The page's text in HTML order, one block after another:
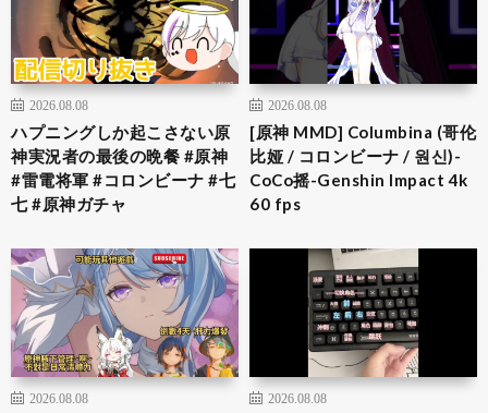
2026.08.08
ハプニングしか起こさない原
神実況者の最後の晩餐 #原神
#雷電将軍 #コロンビーナ #七
七 #原神ガチャ
2026.08.08
[原神 MMD] Columbina (哥伦
比娅 / コロンビーナ / 원신)-
CoCo摇-Genshin Impact 4k
60 fps
2026.08.08 2026.08.08